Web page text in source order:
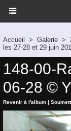
Accueil > Galerie >
les 27-28 et 29 juin
148-00-
06-28 ©
Revenir à l'album |